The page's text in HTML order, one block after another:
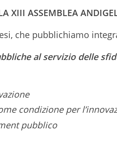
XIII ASSEMBLEA
che pubblichiamo
al servizio delle
condizione per
pubblico